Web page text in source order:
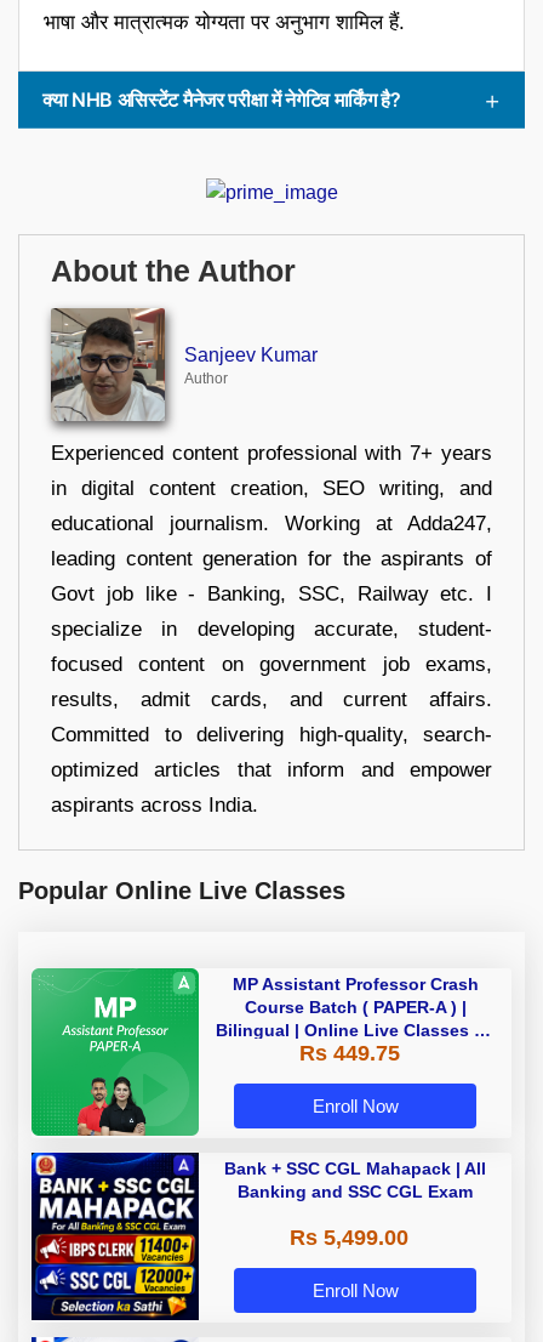
भाषा और मात्रात्मक योग्यता पर अनुभाग शामिल हैं.
क्या NHB असिस्टेंट मैनेजर परीक्षा में नेगेटिव मार्किंग है?
About the Author
Sanjeev Kumar
Author
Experienced content professional with 7+ years
in digital content creation, SEO writing, and
educational journalism. Working at Adda247,
leading content generation for the aspirants of
Govt job like - Banking, SSC, Railway etc. I
specialize in developing accurate, student-
focused content on government job exams,
results, admit cards, and current affairs.
Committed to delivering high-quality, search-
optimized articles that inform and empower
aspirants across India.
Popular Online Live Classes
MP Assistant Professor Crash
Course Batch ( PAPER-A ) |
Bilingual | Online Live Classes by
Adda 247
Rs 449.75
Enroll Now
Bank + SSC CGL Mahapack | All
Banking and SSC CGL Exam
Rs 5,499.00
Enroll Now